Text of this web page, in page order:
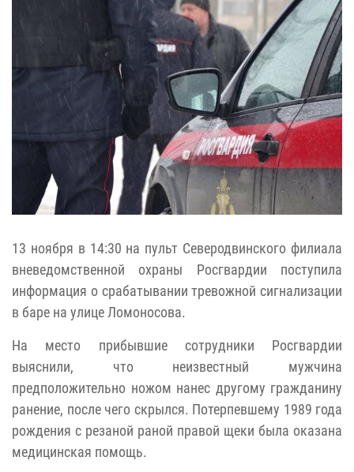
13 ноября в 14:30 на пульт Северодвинского филиала
вневедомственной охраны Росгвардии поступила
информация о срабатывании тревожной сигнализации
в баре на улице Ломоносова.
На место прибывшие сотрудники Росгвардии
выяснили, что неизвестный мужчина
предположительно ножом нанес другому гражданину
ранение, после чего скрылся. Потерпевшему 1989 года
рождения с резаной раной правой щеки была оказана
медицинская помощь.